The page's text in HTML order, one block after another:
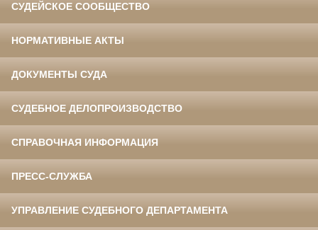
СУДЕЙСКОЕ СООБЩЕСТВО
НОРМАТИВНЫЕ АКТЫ
ДОКУМЕНТЫ СУДА
СУДЕБНОЕ ДЕЛОПРОИЗВОДСТВО
СПРАВОЧНАЯ ИНФОРМАЦИЯ
ПРЕСС-СЛУЖБА
УПРАВЛЕНИЕ СУДЕБНОГО ДЕПАРТАМЕНТА